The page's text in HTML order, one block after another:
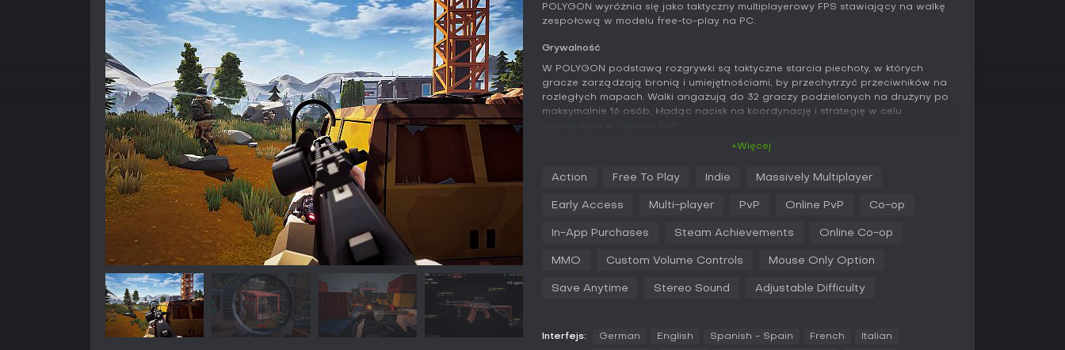
POLYGON wyróżnia się jako taktyczny multiplayerowy FPS stawiający na walkę
zespołową w modelu free-to-play na PC.
Grywalność
W POLYGON podstawą rozgrywki są taktyczne starcia piechoty, w których
gracze zarządzają bronią i umiejętnościami, by przechytrzyć przeciwników na
rozległych mapach. Walki angażują do 32 graczy podzielonych na drużyny po
maksymalnie 16 osób, kładąc nacisk na koordynację i strategię w celu
Gracze wybierają spośród broni wzorowanych na rzeczywistych prototypach -
maszynowych, karabinów wyborowych i snajperskich. Zaawansowany system
inne akcesoria do własnego stylu gry. Skórki na broń wprowadzają
bitwy, oraz funkcje drużynowe zachęcające do gry z przyjaciółmi dla lepszej
dystans po ciasne tunele metra wymagające taktyki CQC. Gra działa na Unreal
+Więcej
Action Free To Play Indie Massively Multiplayer
Early Access Multi-player PvP Online PvP Co-op
In-App Purchases Steam Achievements Online Co-op
MMO Custom Volume Controls Mouse Only Option
Save Anytime Stereo Sound Adjustable Difficulty
Interfejs: German English Spanish - Spain French Italian